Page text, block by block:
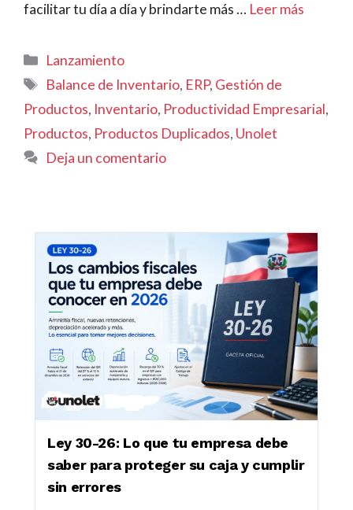
facilitar tu día a día y brindarte más … Leer más
Categorías
Lanzamiento
Etiquetas
Balance de Inventario, ERP, Gestión de
Productos, Inventario, Productividad Empresarial,
Productos, Productos Duplicados, Unolet
Deja un comentario
Ley 30-26: Lo que tu empresa debe
saber para proteger su caja y cumplir
sin errores